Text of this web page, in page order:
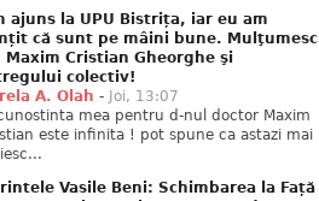
ajuns la UPU Bistrița, iar eu am
că sunt pe mâini bune. Mulţumesc
Maxim Cristian Gheorghe şi
colectiv!
A. Olah - Joi, 13:07
mea pentru d-nul doctor Maxim
este infinita ! pot spune ca astazi mai
Vasile Beni: Schimbarea la Față